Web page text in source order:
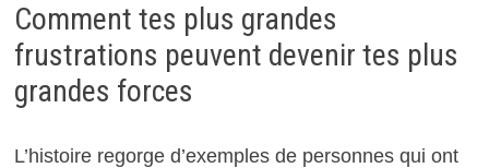
Comment tes plus grandes
frustrations peuvent devenir tes plus
grandes forces
L’histoire regorge d’exemples de personnes qui ont